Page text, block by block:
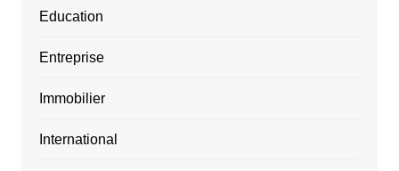
Education
Entreprise
Immobilier
International